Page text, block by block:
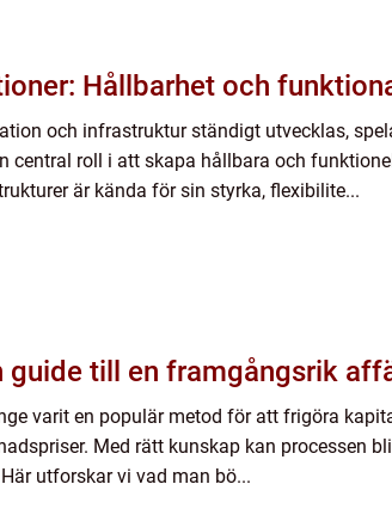
Hållbarhet och
och infrastruktur ständigt utvecklas,
central roll i att skapa hållbara och
är kända för sin styrka, flexibilite...
guide till en framgångsrik
varit en populär metod för att frigöra
Med rätt kunskap kan processen
utforskar vi vad man bö...